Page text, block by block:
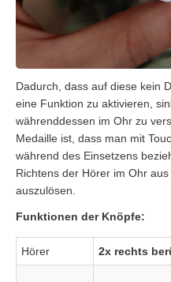
Dadurch, dass auf diese kein
eine Funktion zu aktivieren,
währenddessen im Ohr zu
Medaille ist, dass man mit
während des Einsetzens
Richtens der Hörer im Ohr
auszulösen.
Funktionen der Knöpfe:
Hörer 2x rechts